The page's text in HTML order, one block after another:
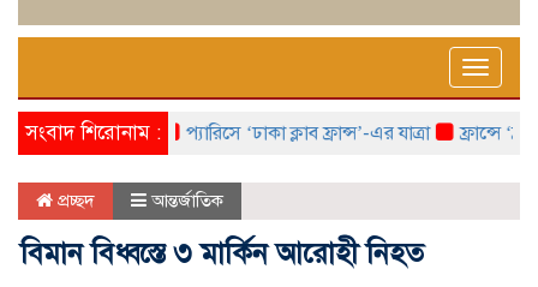
Toggle
সংবাদ শিরোনাম :প্যারিসে ‘ঢাকা ক্লাব ফ্রান্স’-এর যাত্রা ফ্রান্সে
প্রচ্ছদ আন্তর্জাতিক
বিমান বিধ্বস্তে ৩ মার্কিন আরোহী নিহত